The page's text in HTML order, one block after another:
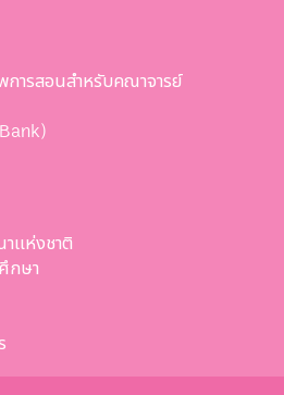
ารสอนสำหรับคณาจารย์
แห่งชาติ
กษา